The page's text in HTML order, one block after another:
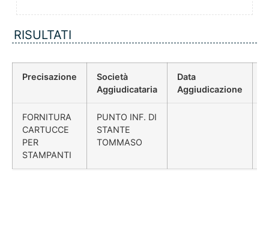
RISULTATI
Precisazione
Società
Aggiudicataria
Data
Aggiudicazione
FORNITURA
CARTUCCE
PER
STAMPANTI
PUNTO INF. DI
STANTE
TOMMASO